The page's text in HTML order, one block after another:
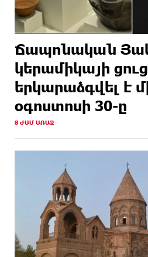
Ճապոնական
կերամիկայի
երկարաձգվել է
օգոստոսի 30-ը
8 ԺԱՄ ԱՌԱՋ